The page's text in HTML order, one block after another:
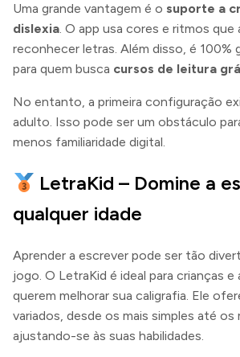
Uma grande vantagem é o suporte a
dislexia. O app usa cores e ritmos que
reconhecer letras. Além disso, é
para quem busca cursos de leitura
No entanto, a primeira configuração
adulto. Isso pode ser um obstáculo
menos familiaridade digital.
LetraKid – Domine a
qualquer idade
Aprender a escrever pode ser tão
jogo. O LetraKid é ideal para crianças
querem melhorar sua caligrafia. Ele
variados, desde os mais simples até os
ajustando-se às suas habilidades.